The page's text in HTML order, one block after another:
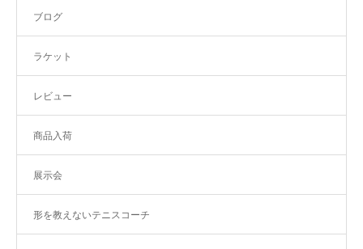
ブログ
ラケット
レビュー
商品入荷
展示会
形を教えないテニスコーチ